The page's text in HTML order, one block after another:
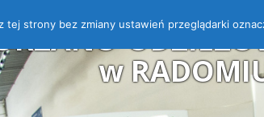
w
strony bez zmiany ustawień przeglądarki